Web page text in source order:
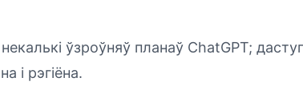
ўзроўняў планаў ChatGPT;
і рэгіёна.